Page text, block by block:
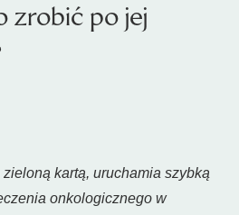
zrobić po jej
kartą, uruchamia szybką
onkologicznego w